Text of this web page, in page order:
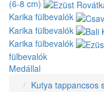
(6-8 cm)
Karika fülbevalók
Karika fülbevalók
Karika fülbevalók
fülbevalók
Medállal
Kutya tappancsos